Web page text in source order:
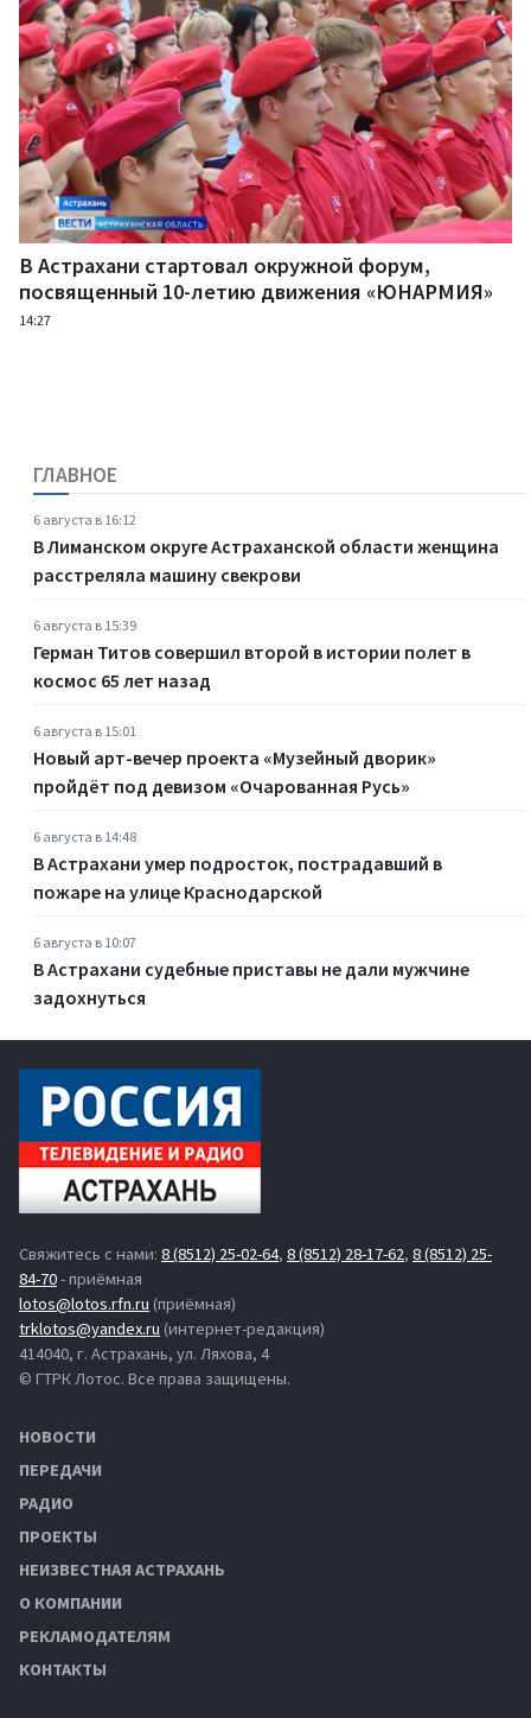
В Астрахани стартовал окружной форум,
посвященный 10-летию движения «ЮНАРМИЯ»
14:27
ГЛАВНОЕ
6 августа в 16:12
В Лиманском округе Астраханской области женщина
расстреляла машину свекрови
6 августа в 15:39
Герман Титов совершил второй в истории полет в
космос 65 лет назад
6 августа в 15:01
Новый арт-вечер проекта «Музейный дворик»
пройдёт под девизом «Очарованная Русь»
6 августа в 14:48
В Астрахани умер подросток, пострадавший в
пожаре на улице Краснодарской
6 августа в 10:07
В Астрахани судебные приставы не дали мужчине
задохнуться
Свяжитесь с нами: 8 (8512) 25-02-64, 8 (8512) 28-17-62, 8 (8512) 25-
84-70- приёмная
lotos@lotos.rfn.ru (приёмная)
trklotos@yandex.ru (интернет-редакция)
414040, г. Астрахань, ул. Ляхова, 4
© ГТРК Лотос. Все права защищены.
НОВОСТИ
ПЕРЕДАЧИ
РАДИО
ПРОЕКТЫ
НЕИЗВЕСТНАЯ АСТРАХАНЬ
О КОМПАНИИ
РЕКЛАМОДАТЕЛЯМ
КОНТАКТЫ